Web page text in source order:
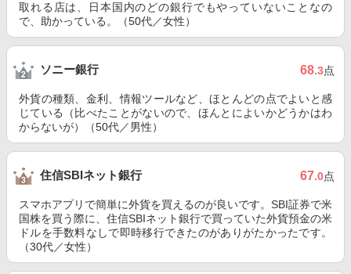
取れる店は、日本国内のどの銀行でもやっていないことなの
で、助かっている。（50代／女性）
ソニー銀行 68.3点
外貨の種類、金利、情報ツールなど、ほとんどの点でよいと感
じている（比べたことがないので、ほんとによいかどうかはわ
からないが）（50代／男性）
住信SBIネット銀行 67.0点
スマホアプリで簡単に外貨を買えるのが良いです。SBI証券で米
国株を買う際に、住信SBIネット銀行で買っていた外貨預金の米
ドルを手数料なしで即時移行できたのがありがたかったです。
（30代／女性）